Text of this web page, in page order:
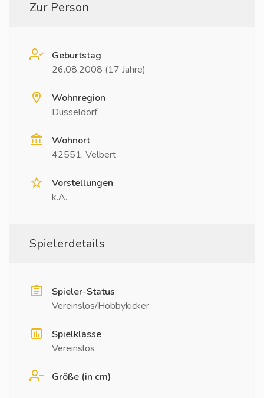
Zur Person
Geburtstag
26.08.2008 (17 Jahre)
Wohnregion
Düsseldorf
Wohnort
42551, Velbert
Vorstellungen
k.A.
Spielerdetails
Spieler-Status
Vereinslos/Hobbykicker
Spielklasse
Vereinslos
Größe (in cm)